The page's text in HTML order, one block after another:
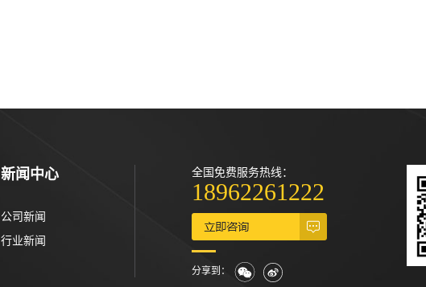
新闻中心
公司新闻
行业新闻
全国免费服务热线：
18962261222
分享到：